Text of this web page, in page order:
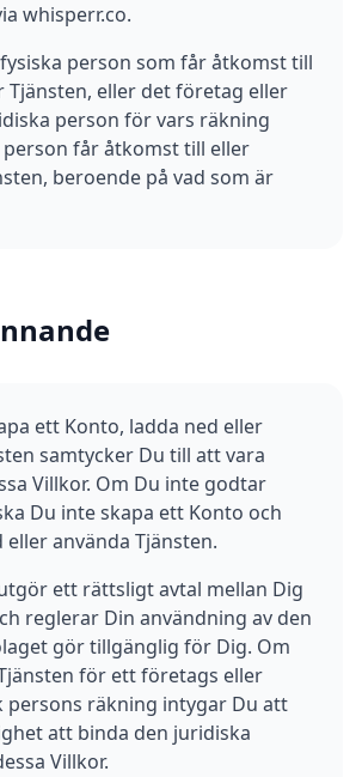
whisperr.co.
person som får åtkomst till
Tjänsten, eller det företag eller
person för vars räkning
person får åtkomst till eller
beroende på vad som är
ett Konto, ladda ned eller
samtycker Du till att vara
Villkor. Om Du inte godtar
Du inte skapa ett Konto och
eller använda Tjänsten.
ett rättsligt avtal mellan Dig
reglerar Din användning av den
gör tillgänglig för Dig. Om
för ett företags eller
persons räkning intygar Du att
att binda den juridiska
Villkor.